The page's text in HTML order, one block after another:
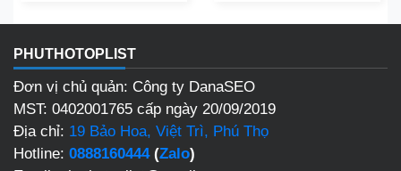
PHUTHOTOPLIST
Đơn vị chủ quản: Công ty DanaSEO
MST: 0402001765 cấp ngày 20/09/2019
Địa chỉ: 19 Bảo Hoa, Việt Trì, Phú Thọ
Hotline: 0888160444(Zalo)